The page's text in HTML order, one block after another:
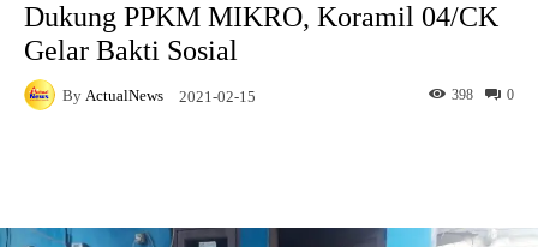
Dukung PPKM MIKRO, Koramil 04/CK
Gelar Bakti Sosial
By ActualNews 2021-02-15 0
398